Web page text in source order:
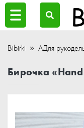
Bibirki АДля
Бирочка